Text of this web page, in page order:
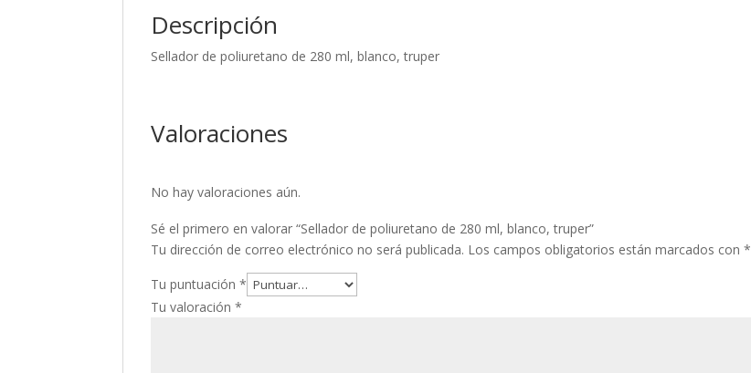
Descripción
Sellador de poliuretano de 280 ml, blanco, truper
Valoraciones
No hay valoraciones aún.
Sé el primero en valorar “Sellador de poliuretano de 280 ml, blanco, truper”
Tu dirección de correo electrónico no será publicada. Los campos obligatorios están marcados con*
Tu puntuación*
Tu valoración*